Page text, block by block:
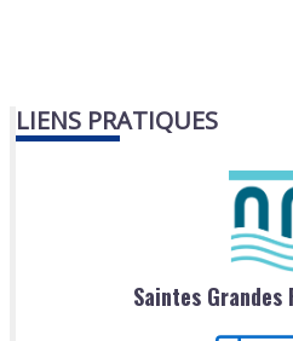
LIENS PRATIQUES
Saintes Grandes